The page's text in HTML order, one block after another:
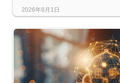
2026年8月1日